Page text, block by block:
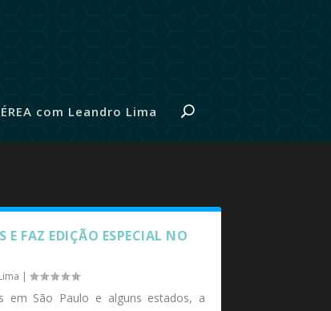
com Leandro Lima
E FAZ EDIÇÃO ESPECIAL NO
|
em São Paulo e alguns estados, a